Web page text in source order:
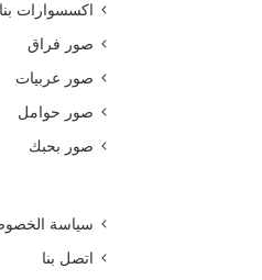
اكسسوارات
صور فراق
صور عربيات
صور حوامل
صور بحبك
سياسة
اتصل بنا